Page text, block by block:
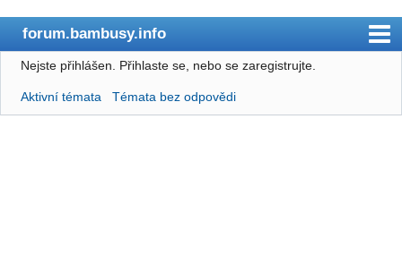
forum.bambusy.info
bambusy.info
Obsah
Nejste přihlášen. Přihlaste se, nebo se zaregistrujte.
Aktivní témata Témata bez odpovědi